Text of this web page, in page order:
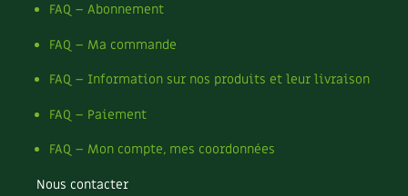
FAQ – Abonnement
FAQ – Ma commande
FAQ – Information sur nos produits et leur livraison
FAQ – Paiement
FAQ – Mon compte, mes coordonnées
Nous contacter